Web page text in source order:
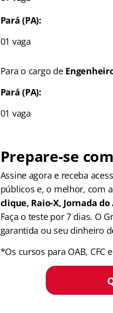
Pará (PA):
01 vaga
Para o cargo de
Pará (PA):
01 vaga
Prepare-se
Assine agora e receba
públicos e, o melhor, com
clique, Raio-X, Jornada
Faça o teste por 7 dias. O
garantida ou seu dinheiro
*Os cursos para OAB, CFC